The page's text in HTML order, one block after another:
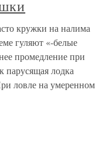
кружки на налима
гуляют «-белые
промедление при
парусящая лодка
ловле на умеренном